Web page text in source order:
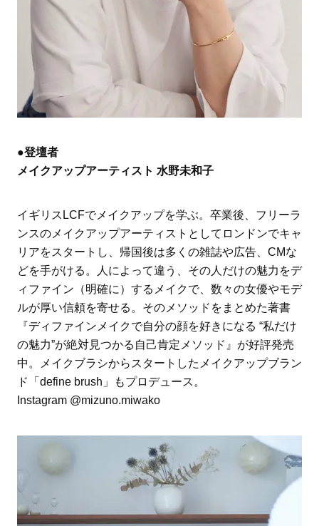
●登壇者
メイクアップアーティスト 水野未和子
イギリスLCFでメイクアップを学ぶ。卒業後、フリーラ
ンスのメイクアップアーティストとしてロンドンでキャ
リアをスタートし、帰国後は多くの雑誌や広告、CMな
どを手がける。人によって違う、その人だけの魅力をデ
ィファイン（明確に）するメイクで、数々の女優やモデ
ルが厚い信頼を寄せる。そのメソッドをまとめた著書
『ディファインメイクで自分の顔を好きになる “私だけ
の魅力”が絶対見つかる自己肯定メソッド』が好評発売
中。メイクブラシからスタートしたメイクアップブラン
ド「define brush」もプロデュース。
Instagram @mizuno.miwako